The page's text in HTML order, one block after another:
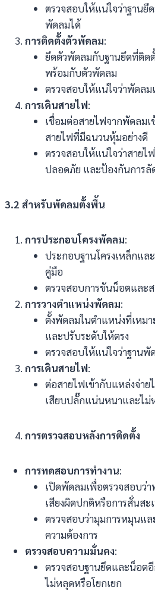
ตรวจสอบให้แน่ใจว่าฐาน
พัดลมได้
การติดตั้งตัวพัดลม:
ยึดตัวพัดลมกับฐานยึดที่ติดตั้
พร้อมกับตัวพัดลม
ตรวจสอบให้แน่ใจว่าพัดล
การเดินสายไฟ:
เชื่อมต่อสายไฟจากพัดลม
สายไฟที่มีฉนวนหุ้มอย่างดี
ตรวจสอบให้แน่ใจว่าสายไ
ปลอดภัย และป้องกันการลั
3.2 สำหรับพัดลมตั้งพื้น
การประกอบโครงพัดลม:
ประกอบฐานโครงเหล็กแ
คู่มือ
ตรวจสอบการขันน็อตและ
การวางตำแหน่งพัดลม:
ตั้งพัดลมในตำแหน่งที่เหม
และปรับระดับให้ตรง
ตรวจสอบให้แน่ใจว่าฐาน
การเดินสายไฟ:
ต่อสายไฟเข้ากับแหล่งจ่าย
เสียบปลั๊กแน่นหนาและไม่
การตรวจสอบหลังการติดตั้ง
การทดสอบการทำงาน:
เปิดพัดลมเพื่อตรวจสอบว่า
เสียงผิดปกติหรือการสั่นสะ
ตรวจสอบว่ามุมการหมุนแล
ความต้องการ
ตรวจสอบความมั่นคง:
ตรวจสอบฐานยึดและน็อต
ไม่หลุดหรือโยกเยก